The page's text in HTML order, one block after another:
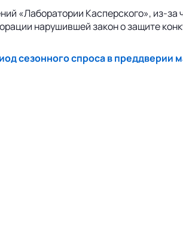
«Лаборатории Касперского», из-за
нарушившей закон о защите
сезонного спроса в преддверии